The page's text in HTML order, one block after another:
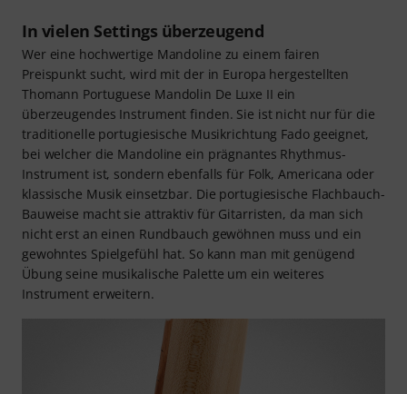
In vielen Settings überzeugend
Wer eine hochwertige Mandoline zu einem fairen
Preispunkt sucht, wird mit der in Europa hergestellten
Thomann Portuguese Mandolin De Luxe II ein
überzeugendes Instrument finden. Sie ist nicht nur für die
traditionelle portugiesische Musikrichtung Fado geeignet,
bei welcher die Mandoline ein prägnantes Rhythmus-
Instrument ist, sondern ebenfalls für Folk, Americana oder
klassische Musik einsetzbar. Die portugiesische Flachbauch-
Bauweise macht sie attraktiv für Gitarristen, da man sich
nicht erst an einen Rundbauch gewöhnen muss und ein
gewohntes Spielgefühl hat. So kann man mit genügend
Übung seine musikalische Palette um ein weiteres
Instrument erweitern.